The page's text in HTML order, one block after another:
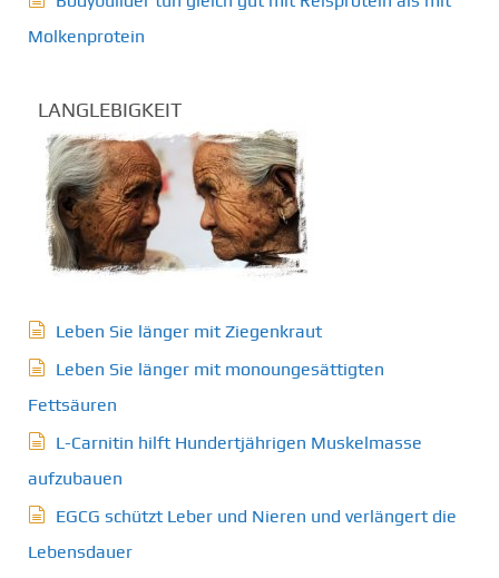
Molkenprotein
LANGLEBIGKEIT
Leben Sie länger mit Ziegenkraut
Leben Sie länger mit monoungesättigten
Fettsäuren
L-Carnitin hilft Hundertjährigen Muskelmasse
aufzubauen
EGCG schützt Leber und Nieren und verlängert die
Lebensdauer